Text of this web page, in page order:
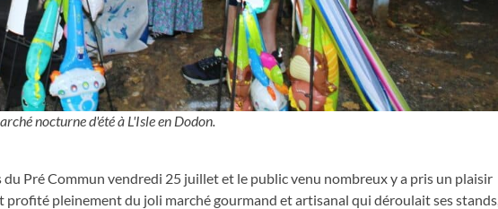
nocturne d'été à L'Isle en Dodon.
du Pré Commun vendredi 25 juillet et le public venu nombreux y a pris un plaisir
profité pleinement du joli marché gourmand et artisanal qui déroulait ses stands,